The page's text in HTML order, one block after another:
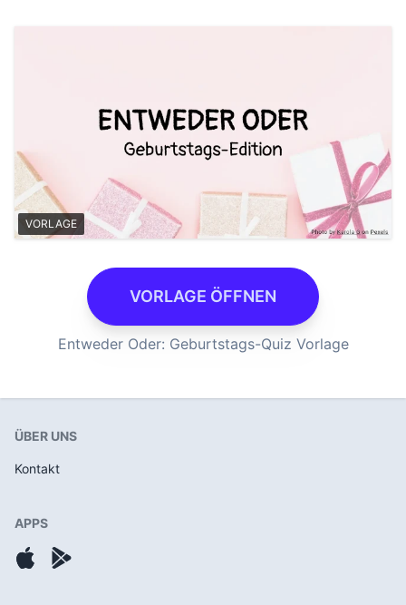
VORLAGE
VORLAGE ÖFFNEN
Entweder Oder: Geburtstags-Quiz Vorlage
ÜBER UNS
Kontakt
APPS